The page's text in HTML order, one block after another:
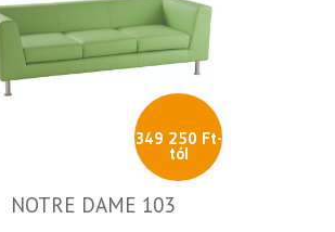
349 250 Ft-
tól
NOTRE DAME 103